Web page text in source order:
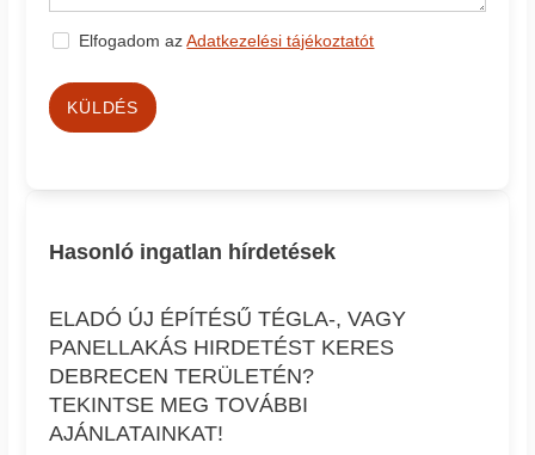
Elfogadom azAdatkezelési tájékoztatót
KÜLDÉS
Hasonló ingatlan hírdetések
ELADÓ ÚJ ÉPÍTÉSŰ TÉGLA-, VAGY
PANELLAKÁS HIRDETÉST KERES
DEBRECEN TERÜLETÉN?
TEKINTSE MEG TOVÁBBI
AJÁNLATAINKAT!